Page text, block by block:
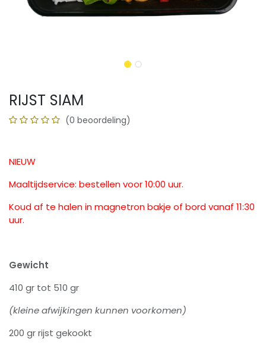
RIJST SIAM
(0 beoordeling)
NIEUW
Maaltijdservice: bestellen voor 10:00 uur.
Koud af te halen in magnetron bakje of bord vanaf 11:30
uur.
Gewicht
410 gr tot 510 gr
(kleine afwijkingen kunnen voorkomen)
200 gr rijst gekookt